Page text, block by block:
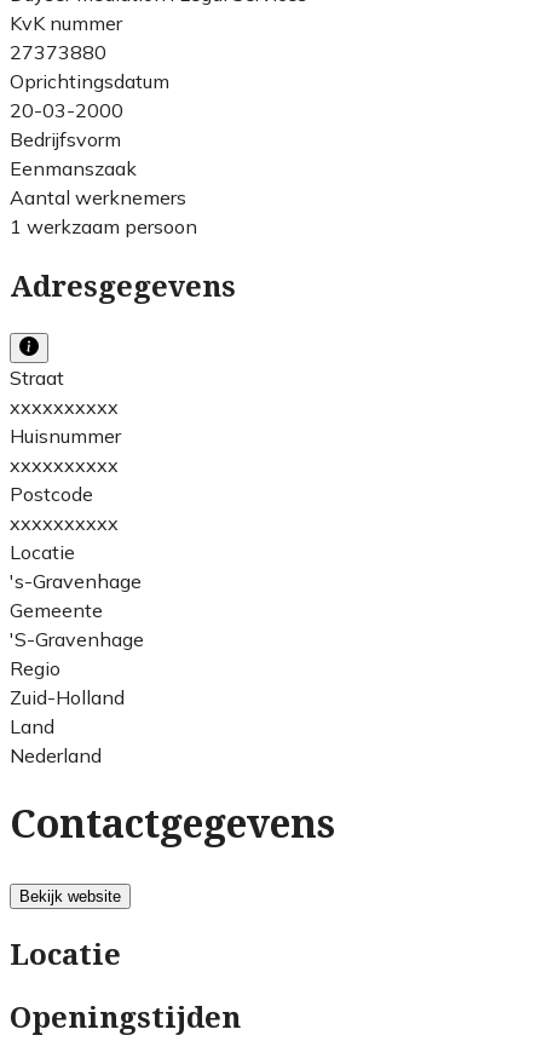
KvK nummer
27373880
Oprichtingsdatum
20-03-2000
Bedrijfsvorm
Eenmanszaak
Aantal werknemers
1 werkzaam persoon
Adresgegevens
Straat
xxxxxxxxxx
Huisnummer
xxxxxxxxxx
Postcode
xxxxxxxxxx
Locatie
's-Gravenhage
Gemeente
'S-Gravenhage
Regio
Zuid-Holland
Land
Nederland
Contactgegevens
Bekijk website
Locatie
Openingstijden